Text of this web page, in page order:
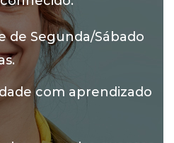
de Segunda/Sábado
com aprendizado